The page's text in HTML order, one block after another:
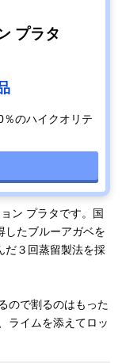
プラタ
のハイクオリテ
ン プラタです。国
したブルーアガベを
だ３回蒸留製法を採
ので割るのはもった
ライムを添えてロッ